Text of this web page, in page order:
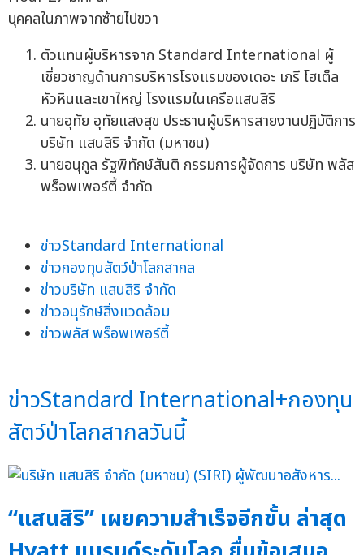
บุคคลในภาพจากซ้ายไปขวา
ตัวแทนผู้บริหารจาก Standard International ผู้
เชี่ยวชาญด้านการบริหารโรงแรมของเดอะ เภรี โฮเต็ล
หัวหินและเขาใหญ่ โรงแรมในเครือแสนสิริ
นายอุทัย อุทัยแสงสุข ประธานผู้บริหารสายงานปฏิบัติการ
บริษัท แสนสิริ จำกัด (มหาชน)
นายอนุกูล รัฐพิทักษ์สันติ กรรมการผู้จัดการ บริษัท พลัส
พร็อพเพอร์ตี้ จำกัด
ข่าวStandard International
ข่าวกองทุนสัตว์ป่าโลกสากล
ข่าวบริษัท แสนสิริ จำกัด
ข่าวอนุรักษ์สิ่งแวดล้อม
ข่าวพลัส พร็อพเพอร์ตี้
ข่าวStandard International+กองทุน
สัตว์ป่าโลกสากลวันนี้
“แสนสิริ” เผยความสำเร็จอีกขั้น ล่าสุด